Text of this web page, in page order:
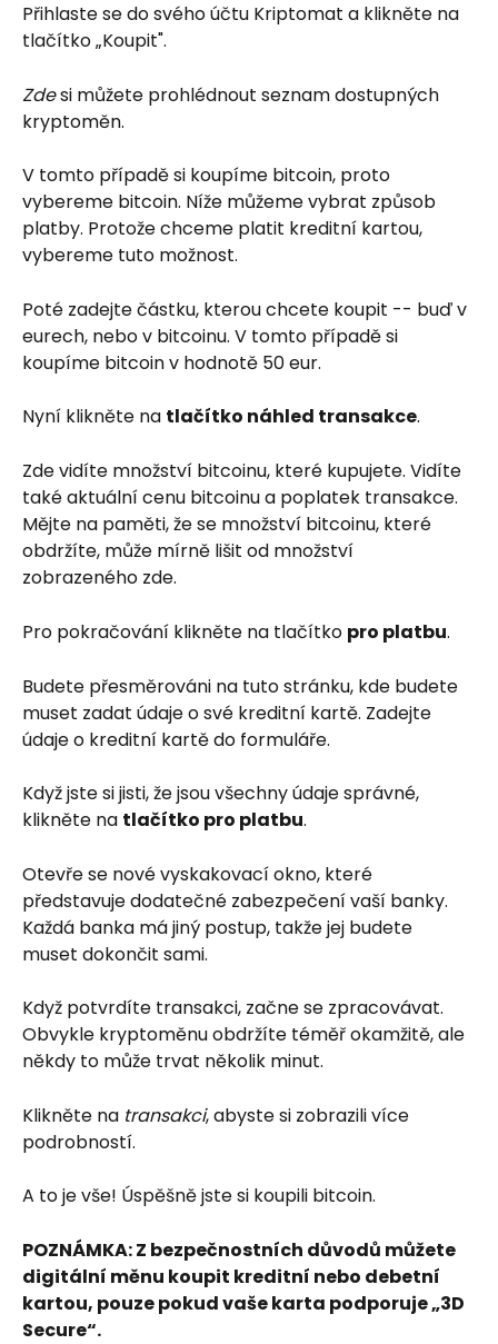
Přihlaste se do svého účtu Kriptomat a klikněte na
tlačítko „Koupit".
Zde si můžete prohlédnout seznam dostupných
kryptoměn.
V tomto případě si koupíme bitcoin, proto
vybereme bitcoin. Níže můžeme vybrat způsob
platby. Protože chceme platit kreditní kartou,
vybereme tuto možnost.
Poté zadejte částku, kterou chcete koupit -- buď v
eurech, nebo v bitcoinu. V tomto případě si
koupíme bitcoin v hodnotě 50 eur.
Nyní klikněte na tlačítko náhled transakce.
Zde vidíte množství bitcoinu, které kupujete. Vidíte
také aktuální cenu bitcoinu a poplatek transakce.
Mějte na paměti, že se množství bitcoinu, které
obdržíte, může mírně lišit od množství
zobrazeného zde.
Pro pokračování klikněte na tlačítko pro platbu.
Budete přesměrováni na tuto stránku, kde budete
muset zadat údaje o své kreditní kartě. Zadejte
údaje o kreditní kartě do formuláře.
Když jste si jisti, že jsou všechny údaje správné,
klikněte na tlačítko pro platbu.
Otevře se nové vyskakovací okno, které
představuje dodatečné zabezpečení vaší banky.
Každá banka má jiný postup, takže jej budete
muset dokončit sami.
Když potvrdíte transakci, začne se zpracovávat.
Obvykle kryptoměnu obdržíte téměř okamžitě, ale
někdy to může trvat několik minut.
Klikněte na transakci, abyste si zobrazili více
podrobností.
A to je vše! Úspěšně jste si koupili bitcoin.
POZNÁMKA: Z bezpečnostních důvodů můžete
digitální měnu koupit kreditní nebo debetní
kartou, pouze pokud vaše karta podporuje „3D
Secure“.